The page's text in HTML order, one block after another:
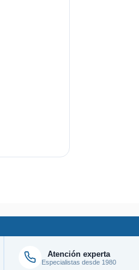
Atención experta
Especialistas desde 1980